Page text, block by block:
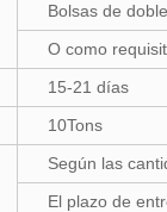
Bolsas de
O como
15-21 días
10Tons
Según las
El plazo de